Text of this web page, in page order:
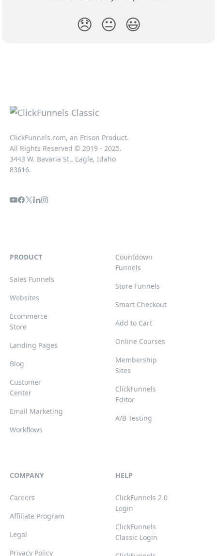
😞 😐 😃
ClickFunnels.com, an Etison Product.
All Rights Reserved © 2019 - 2025.
3443 W. Bavaria St., Eagle, Idaho
83616.
PRODUCT
Sales Funnels
Websites
Ecommerce
Store
Landing Pages
Blog
Customer
Center
Email Marketing
Workflows
Countdown
Funnels
Store Funnels
Smart Checkout
Add to Cart
Online Courses
Membership
Sites
ClickFunnels
Editor
A/B Testing
COMPANY
Careers
Affiliate Program
Legal
Privacy Policy
HELP
ClickFunnels 2.0
Login
ClickFunnels
Classic Login